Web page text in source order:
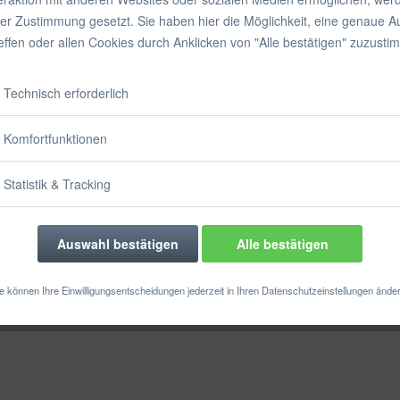
Zustimmung gesetzt. Sie haben hier die Möglichkeit, eine genaue
oder allen Cookies durch Anklicken von "Alle bestätigen"
Technisch erforderlich
Komfortfunktionen
Statistik & Tracking
Auswahl bestätigen Alle bestätigen
können Ihre Einwilligungsentscheidungen jederzeit in Ihren Datenschutzeinstellungen
Sofort
Artikel-Nr.: